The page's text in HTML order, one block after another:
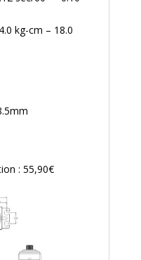
kg-cm – 18.0
: 55,90€